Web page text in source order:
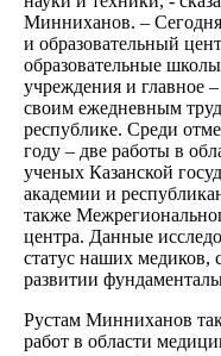
Минниханов. –
и образовательный
образовательные
учреждения и главное
своим ежедневным
республике. Среди
году – две работы в
ученых Казанской
академии и
также
центра. Данные
статус наших медиков,
развитии
Рустам Минниханов
работ в области